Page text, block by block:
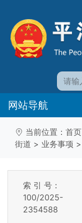
网站导航
当前位置： 首页
街道 > 业务事项 >
索 引 号：
100/2025-
2354588